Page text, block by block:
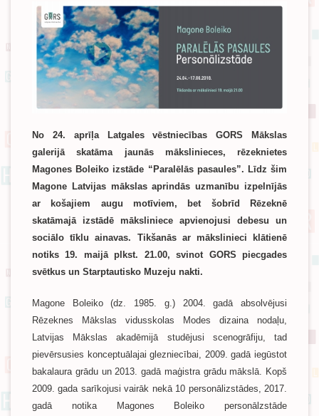
No 24. aprīļa Latgales vēstniecības GORS Mākslas
galerijā skatāma jaunās mākslinieces, rēzeknietes
Magones Boleiko izstāde “Paralēlās pasaules”. Līdz šim
Magone Latvijas mākslas aprindās uzmanību izpelnījās
ar košajiem augu motīviem, bet šobrīd Rēzeknē
skatāmajā izstādē māksliniece apvienojusi debesu un
sociālo tīklu ainavas. Tikšanās ar mākslinieci klātienē
notiks 19. maijā plkst. 21.00, svinot GORS piecgades
svētkus un Starptautisko Muzeju nakti.
Magone Boleiko (dz. 1985. g.) 2004. gadā absolvējusi
Rēzeknes Mākslas vidusskolas Modes dizaina nodaļu,
Latvijas Mākslas akadēmijā studējusi scenogrāfiju, tad
pievērsusies konceptuālajai glezniecībai, 2009. gadā iegūstot
bakalaura grādu un 2013. gadā maģistra grādu mākslā. Kopš
2009. gada sarīkojusi vairāk nekā 10 personālizstādes, 2017.
gadā notika Magones Boleiko personālzstāde